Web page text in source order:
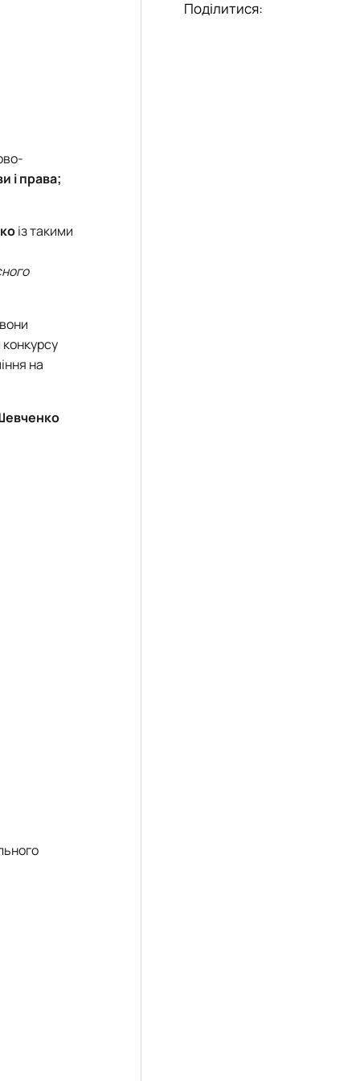
і права;
із такими
на
Поділитися: